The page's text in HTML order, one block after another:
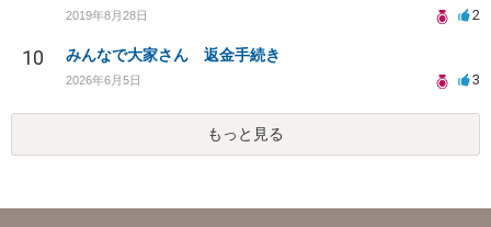
2019年8月28日 2
10 みんなで大家さん 返金手続き
2026年6月5日 3
もっと見る